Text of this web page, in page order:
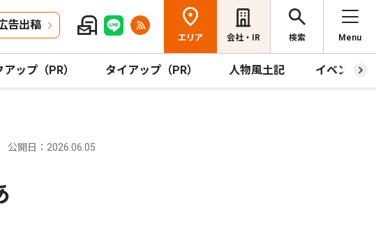
告出稿
エリア 会社・IR 検索 Menu
アップ（PR） タイアップ（PR） 人物風土記 イベント
公開日：2026.06.05